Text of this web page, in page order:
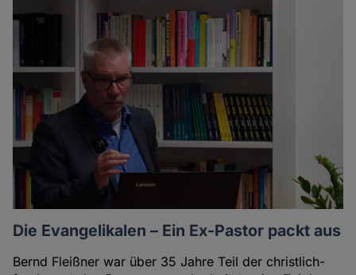
Die Evangelikalen – Ein Ex-Pastor packt aus
Bernd Fleißner war über 35 Jahre Teil der christlich-